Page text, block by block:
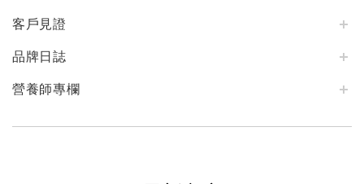
客戶見證
品牌日誌
營養師專欄